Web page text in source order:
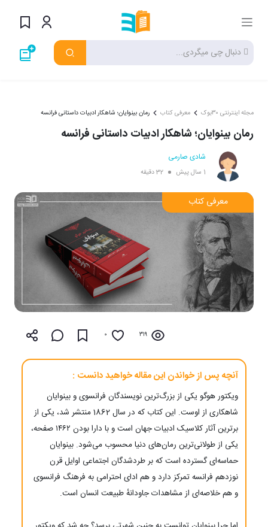
مجله اینترنتی ۳۰بوک معرفی کتاب رمان بینوایان؛ شاهکار ادبیات داستانی فرانسه
رمان بینوایان؛ شاهکار ادبیات داستانی فرانسه
شادی صارمی
1 سال پیش 32 دقیقه
معرفی کتاب
319
0
آنچه پس از خواندن این مقاله خواهید دانست :
ویکتور هوگو یکی از بزرگ‌ترین نویسندگان فرانسوی و بینوایان
شاهکاری از اوست. این کتاب که در سال 1862 منتشر شد، یکی از
برترین آثار کلاسیک ادبیات جهان است و با دارا بودن ۱۴۶۲ صفحه،
یکی از طولانی‌ترین رمان‌های دنیا محسوب می‌شود. بینوایان
حماسه‌ای گسترده است که بر طردشدگان اجتماعی اوایل قرن
نوزدهم فرانسه تمرکز دارد و هم ادای احترامی به فرهنگ فرانسوی
و هم خلاصه‌ای از مشاهدات جاودانهٔ طبیعت انسان است.